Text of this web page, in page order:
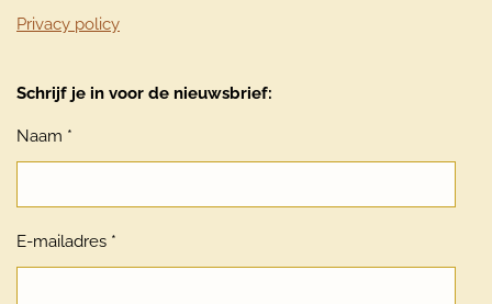
Privacy policy
Schrijf je in voor de nieuwsbrief:
Naam *
E-mailadres *